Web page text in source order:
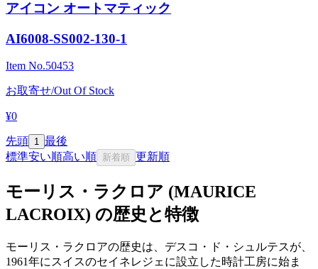
アイコン オートマティック
AI6008-SS002-130-1
Item No.50453
お取寄せ/Out Of Stock
¥0
先頭 1 最後
標準安い順高い順 新着順 更新順
モーリス・ラクロア (MAURICE
LACROIX) の歴史と特徴
モーリス・ラクロアの歴史は、デスコ・ド・シュルテスが、
1961年にスイスのセイネレジェに設立した時計工房に始ま